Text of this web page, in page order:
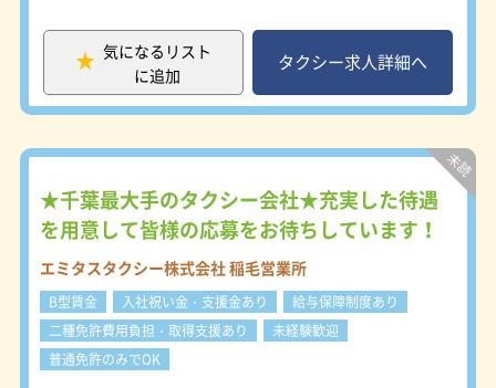
応募ください！
＊第二新卒の方、社会人デビューの方
も大歓迎！
★全車AT車・ナビ付き！地理に不慣
れな方も、安心してご応募ください！
＜未経験者が活躍中！＞
社員の約9割は未経験入社。
前職は事務や通訳などの旅行関係、自
営業などのほか、営業、受付、飲食店
スポーツインストラクター、アパレル
関係など、接客・対人経験を活かして
活躍している社員もいます！
＜不安点は説明会で解決！＞
目線に立った働きやすい環境づくりを
進めています！ ＜ホワイト企業認定
＞ この度、東京・日本交通株式会社
は一般財団法人日本次世代企業普及機
企業認定をいただきました！
2024/12/1の更新より、タクシー・バ
ス・観光バス業種初のゴールドランク
に認定いただきました！ 従業員の皆
様がより働きやすく、働きがいを感じ
ていただける環境を整えて参ります。
また従業員の身近な方にも魅力的な企
業であると思っていただけるような企
業を目指します。 ＜働きやすい職場
認証制度の承認を得ました！＞ この
度、弊社事業所も所定の審査に合格
気になるリスト
に追加
タクシー求人詳細へ
★千葉最大手のタクシー会社★充実した待遇
を用意して皆様の応募をお待ちしています！
エミタスタクシー株式会社 稲毛営業所
B型賃金 入社祝い金・支援金あり
給与保障制度あり
二種免許費用負担・取得支援あり
未経験歓迎
普通免許のみでOK